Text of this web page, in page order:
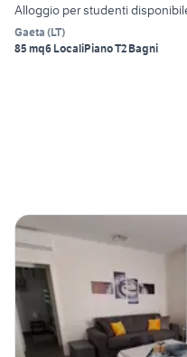
Alloggio per studenti
Gaeta (LT)
85 mq6 LocaliPiano T2 Bagni